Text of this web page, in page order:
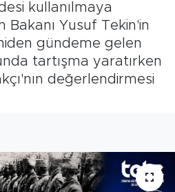
kullanılmaya
Bakanı Yusuf Tekin'in
gündeme gelen
tartışma yaratırken
değerlendirmesi